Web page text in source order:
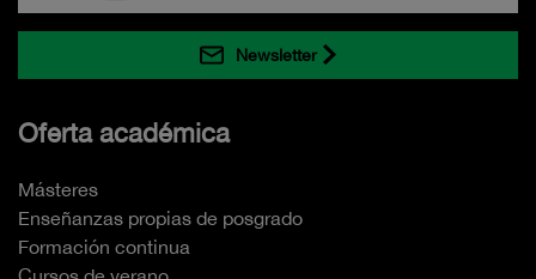
Newsletter
Oferta académica
Másteres
Enseñanzas propias de posgrado
Formación continua